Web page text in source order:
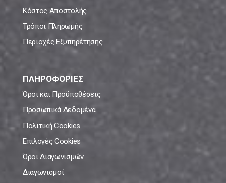
Κόστος Αποστολής
Τρόποι Πληρωμής
Περιοχές Εξυπηρέτησης
ΠΛΗΡΟΦΟΡΙΕΣ
Όροι και Προϋποθέσεις
Προσωπικά Δεδομένα
Πολιτική Cookies
Επιλογές Cookies
Όροι Διαγωνισμών
Διαγωνισμοί